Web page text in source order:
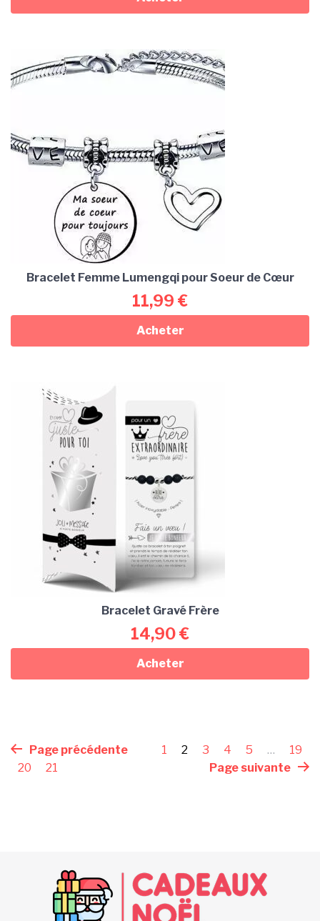
Bracelet Femme Lumengqi pour Soeur de Cœur
11,99 €
Acheter
Bracelet Gravé Frère
14,90€
Acheter
Page précédente 1 2 3 4 5 …
19
20
21 Page suivante